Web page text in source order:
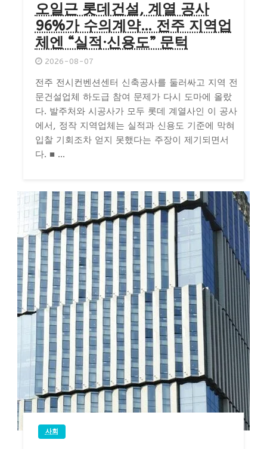
오일근 롯데건설, 계열 공사
96%가 수의계약… 전주 지역업
체엔 “실적·신용도” 문턱
2026-08-07
전주 전시컨벤션센터 신축공사를 둘러싸고 지역 전
문건설업체 하도급 참여 문제가 다시 도마에 올랐
다. 발주처와 시공사가 모두 롯데 계열사인 이 공사
에서, 정작 지역업체는 실적과 신용도 기준에 막혀
입찰 기회조차 얻지 못했다는 주장이 제기되면서
다. ■ ...
사회